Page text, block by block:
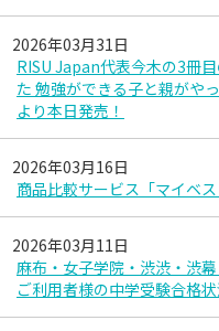
2026年03月31日
RISU Japan代表今木の3冊
た 勉強ができる子と親がや
より本日発売！
2026年03月16日
商品比較サービス「マイベ
2026年03月11日
麻布・女子学院・渋渋・渋
ご利用者様の中学受験合格